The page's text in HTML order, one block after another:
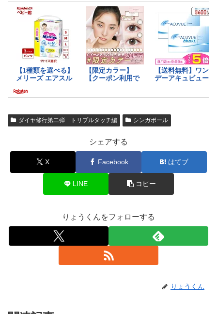
ダイヤ修行第二弾 トリプルタッチ編 シンガポール
シェアする
X Facebook はてブ
LINE コピー
りょうくんをフォローする
りょうくん